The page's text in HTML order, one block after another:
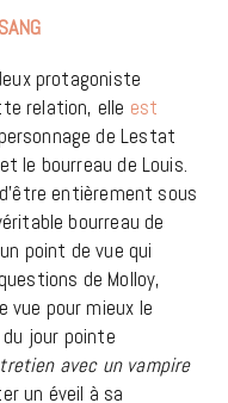
protagoniste
relation, elle est
de Lestat
le bourreau de Louis.
entièrement sous
bourreau de
point de vue qui
de Molloy,
vue pour mieux le
jour pointe
avec un vampire
un éveil à sa